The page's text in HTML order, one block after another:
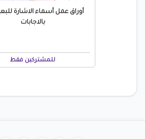
بالاجابات
للمشتركين فقط